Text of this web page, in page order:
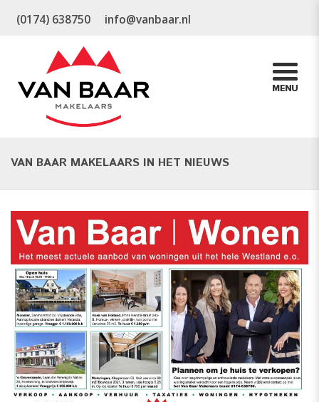
(0174) 638750 info@vanbaar.nl
VAN BAAR MAKELAARS IN HET NIEUWS